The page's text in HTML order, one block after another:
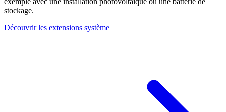
stockage.
Découvrir les extensions système